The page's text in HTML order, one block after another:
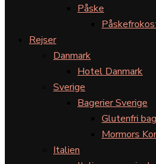
Påske
Rejser
Danmark
Hotel Danmark
Sverige
Bagerier Sverige
Glutenfri
Mormors
Italien